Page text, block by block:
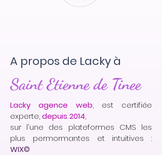
A propos de Lacky à
Saint Etienne de Tinee
Lacky agence web, est certifiée
experte,depuis 2014,
sur l'une des plateformes CMS les
plus permormantes et intuitives :
WIX©